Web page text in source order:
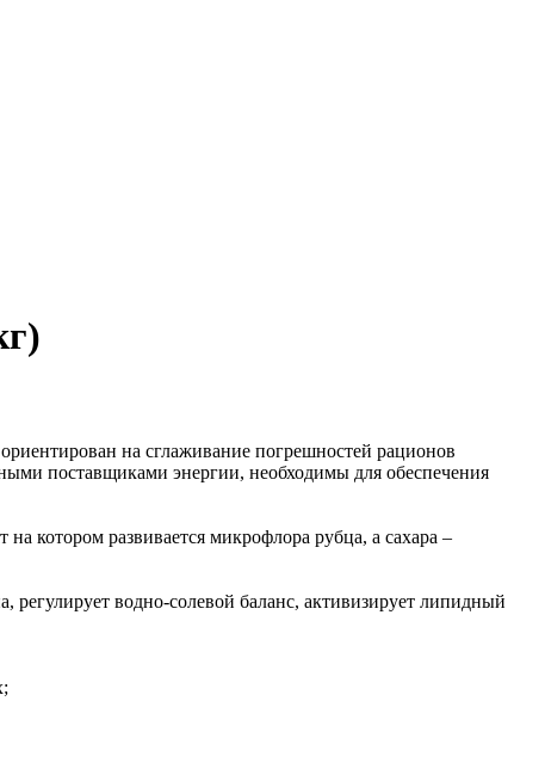
на сглаживание погрешностей рационов
поставщиками энергии, необходимы для обеспечения
котором развивается микрофлора рубца, а сахара –
водно-солевой баланс, активизирует липидный